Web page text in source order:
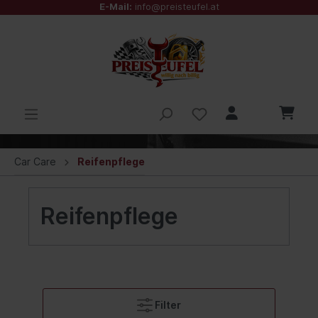
E-Mail: info@preisteufel.at
Car Care Reifenpflege
Reifenpflege
Filter